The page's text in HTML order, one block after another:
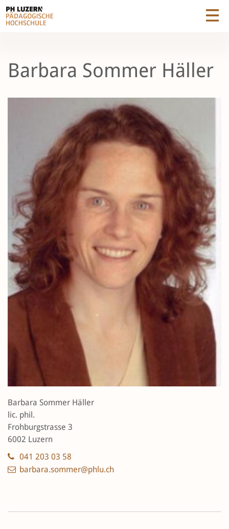
Barbara Sommer Häller
Barbara Sommer Häller
lic. phil.
Frohburgstrasse 3
6002 Luzern
041 203 03 58
barbara.sommer@phlu.ch